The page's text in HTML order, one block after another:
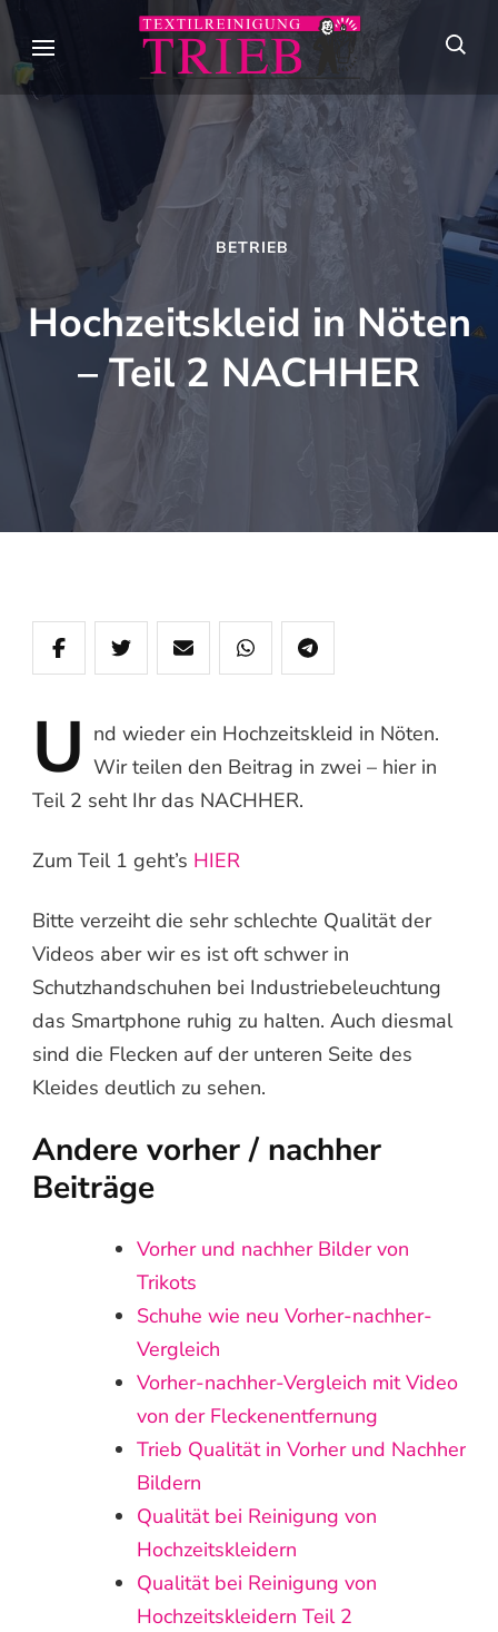
Skip
to
content
(Press
Trieb
Textilpflege seit
über 90 Jahren in
Stuttgart
BETRIEB
Hochzeitskleid in Nöten
– Teil 2 NACHHER
U nd wieder ein Hochzeitskleid in Nöten.
Wir teilen den Beitrag in zwei – hier in
Teil 2 seht Ihr das NACHHER.
Zum Teil 1 geht’s HIER
Bitte verzeiht die sehr schlechte Qualität der
Videos aber wir es ist oft schwer in
Schutzhandschuhen bei Industriebeleuchtung
das Smartphone ruhig zu halten. Auch diesmal
sind die Flecken auf der unteren Seite des
Kleides deutlich zu sehen.
Andere vorher / nachher
Beiträge
Vorher und nachher Bilder von
Trikots
Schuhe wie neu Vorher-nachher-
Vergleich
Vorher-nachher-Vergleich mit Video
von der Fleckenentfernung
Trieb Qualität in Vorher und Nachher
Bildern
Qualität bei Reinigung von
Hochzeitskleidern
Qualität bei Reinigung von
Hochzeitskleidern Teil 2